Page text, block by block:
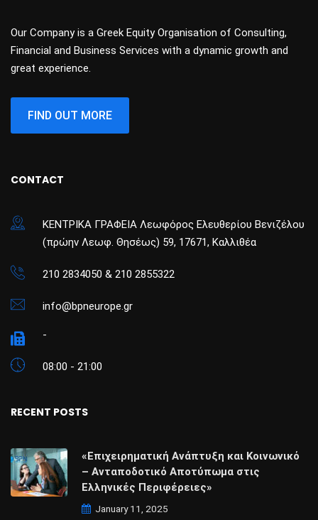
Our Company is a Greek Equity Organisation of Consulting,
Financial and Business Services with a dynamic growth and
great experience.
FIND OUT MORE
CONTACT
ΚΕΝΤΡΙΚΑ ΓΡΑΦΕΙΑ Λεωφόρος Ελευθερίου Βενιζέλου
(πρώην Λεωφ. Θησέως) 59, 17671, Καλλιθέα
210 2834050 & 210 2855322
info@bpneurope.gr
-
08:00 - 21:00
RECENT POSTS
«Επιχειρηματική Ανάπτυξη και Κοινωνικό
– Ανταποδοτικό Αποτύπωμα στις
Ελληνικές Περιφέρειες»
January 11, 2025